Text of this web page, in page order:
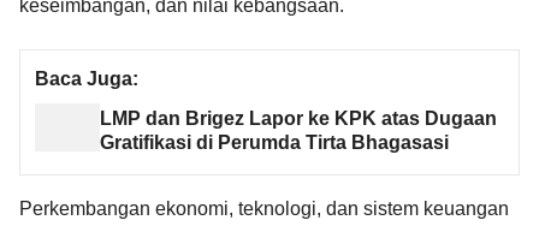
keseimbangan, dan nilai kebangsaan.
Baca Juga:
LMP dan Brigez Lapor ke KPK atas Dugaan
Gratifikasi di Perumda Tirta Bhagasasi
Perkembangan ekonomi, teknologi, dan sistem keuangan